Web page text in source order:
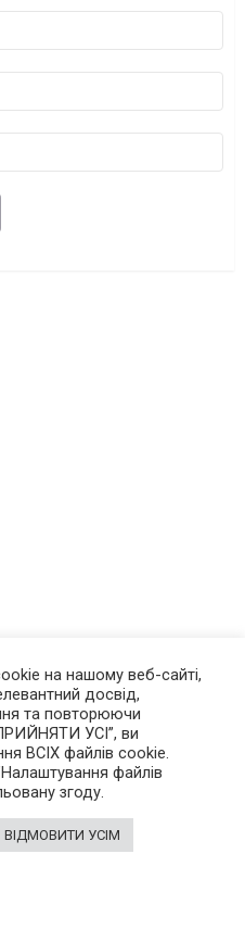
на нашому веб-сайті,
досвід,
та повторюючи
УСІ”, ви
ВСІХ файлів cookie.
файлів
згоду.
ВІДМОВИТИ УСІМ